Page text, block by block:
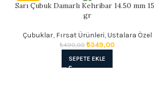
- 30%
Sarı Çubuk Damarlı Kehribar 14.50 mm
gr
Çubuklar, Fırsat Ürünleri,Ustalara Özel
₺499,00 ₺349,00
SEPETE EKLE